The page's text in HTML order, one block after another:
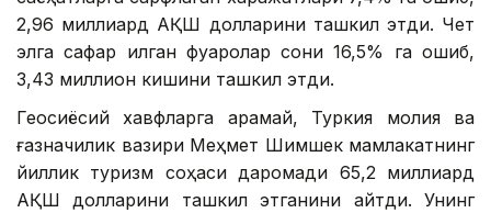
2,96 миллиард АҚШ долларини ташкил этди. Чет
элга сафар қилган фуқаролар сони 16,5% га ошиб,
3,43 миллион кишини ташкил этди.
Геосиёсий хавфларга қарамай, Туркия молия ва
ғазначилик вазири Меҳмет Шимшек мамлакатнинг
йиллик туризм соҳаси даромади 65,2 миллиард
АҚШ долларини ташкил этганини айтди. Унинг